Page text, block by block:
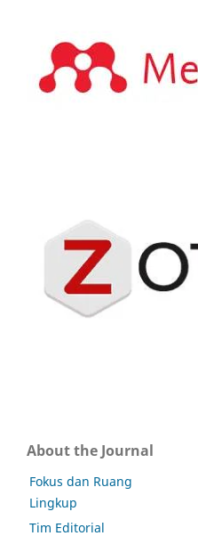
About the Journal
Fokus dan Ruang
Lingkup
Tim Editorial